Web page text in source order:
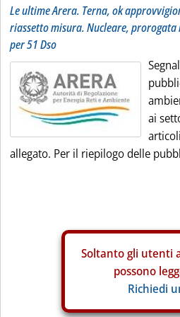
Le ultime Arera. Terna, ok
riassetto misura. Nucleare,
per 51 Dso
ai
allegato. Per il riepilogo delle
Soltanto gli utenti
possono
Richiedi